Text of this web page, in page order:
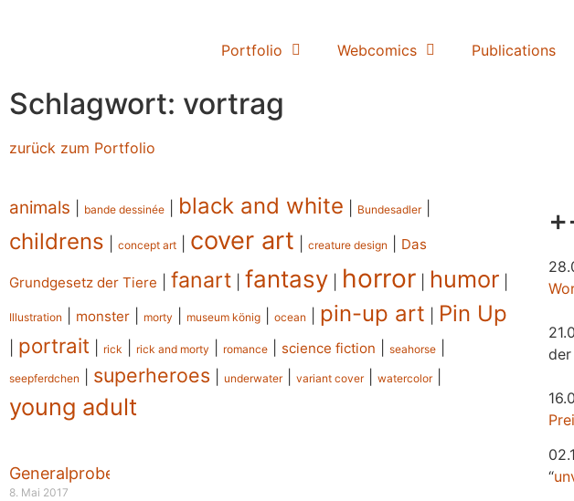
Portfolio Webcomics Publications
Schlagwort: vortrag
zurück zum Portfolio
animals bande dessinée black and white Bundesadler|
childrens concept art cover art creature design Das
Grundgesetz der Tiere fanart fantasy horror humor
Illustration monster morty museum könig ocean pin-up art Pin Up
portrait rick rick and morty romance science fiction seahorse
seepferdchen superheroes underwater| variant cover| watercolor|
young adult
Generalprobe
8. Mai 2017
der
“